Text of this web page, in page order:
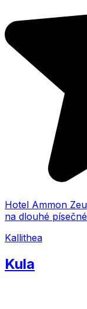
Hotel Ammon
na dlouhé
Kallithea
Kula